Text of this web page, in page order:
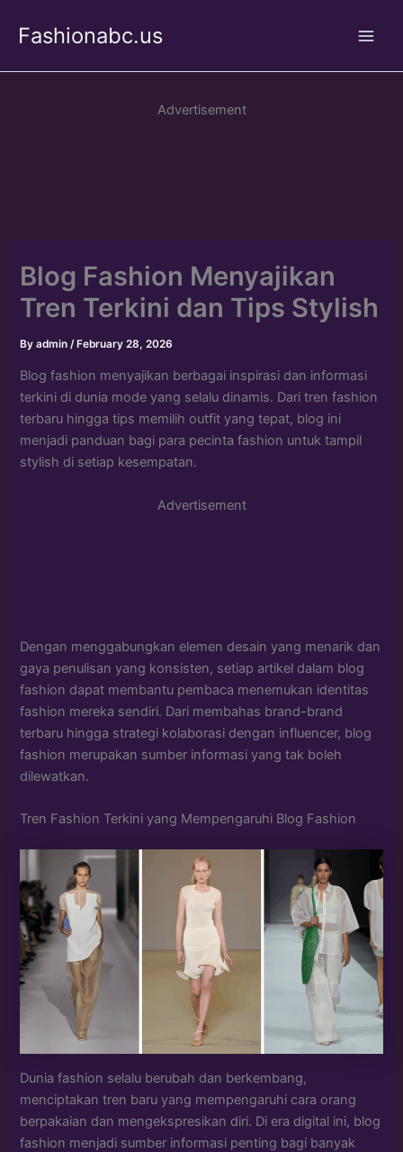
Fashionabc.us
Advertisement
Blog Fashion Menyajikan
Tren Terkini dan Tips Stylish
Byadmin /February 28, 2026
Blog fashion menyajikan berbagai inspirasi dan informasi
terkini di dunia mode yang selalu dinamis. Dari tren fashion
terbaru hingga tips memilih outfit yang tepat, blog ini
menjadi panduan bagi para pecinta fashion untuk tampil
stylish di setiap kesempatan.
Advertisement
Dengan menggabungkan elemen desain yang menarik dan
gaya penulisan yang konsisten, setiap artikel dalam blog
fashion dapat membantu pembaca menemukan identitas
fashion mereka sendiri. Dari membahas brand-brand
terbaru hingga strategi kolaborasi dengan influencer, blog
fashion merupakan sumber informasi yang tak boleh
dilewatkan.
Tren Fashion Terkini yang Mempengaruhi Blog Fashion
Dunia fashion selalu berubah dan berkembang,
menciptakan tren baru yang mempengaruhi cara orang
berpakaian dan mengekspresikan diri. Di era digital ini, blog
fashion menjadi sumber informasi penting bagi banyak